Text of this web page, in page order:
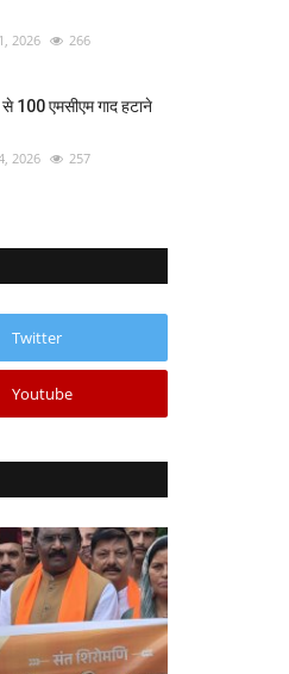
2026 266
100 एमसीएम गाद हटाने
2026 257
Twitter
Youtube